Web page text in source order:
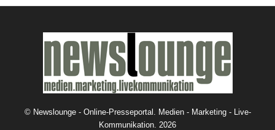
© Newslounge - Online-Presseportal. Medien - Marketing - Live-
Kommunikation. 2026